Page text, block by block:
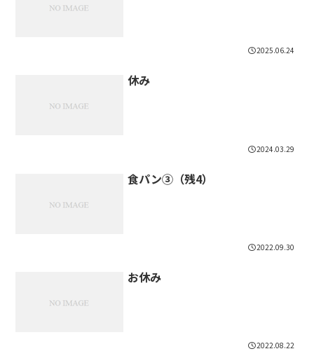
2025.06.24
休み
2024.03.29
食パン③（残4）
2022.09.30
お休み
2022.08.22